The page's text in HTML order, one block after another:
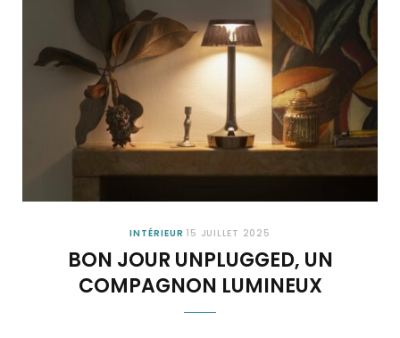
INTÉRIEUR 15 JUILLET 2025
BON JOUR UNPLUGGED, UN
COMPAGNON LUMINEUX